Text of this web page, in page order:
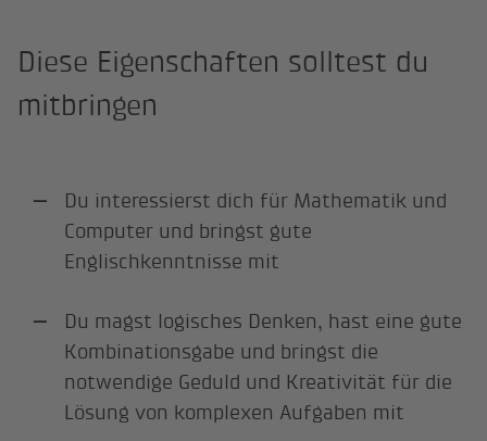
Diese Eigenschaften solltest du
mitbringen
Du interessierst dich für Mathematik und
Computer und bringst gute
Englischkenntnisse mit
Du magst logisches Denken, hast eine gute
Kombinationsgabe und bringst die
notwendige Geduld und Kreativität für die
Lösung von komplexen Aufgaben mit